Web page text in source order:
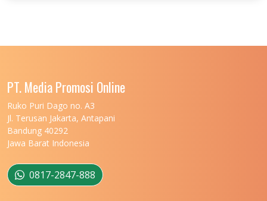
UNIVERSITAS MALIKUSSALEH
UNIVERSITAS MARITIM RAJA ALI HAJI
UNIVERSITAS MATARAM
UNIVERSITAS MULAWARMAN
UNIVERSITAS MUSAMUS
PT. Media Promosi Online
Ruko Puri Dago no. A3
Jl. Terusan Jakarta, Antapani
Bandung 40292
Jawa Barat Indonesia
0817-2847-888